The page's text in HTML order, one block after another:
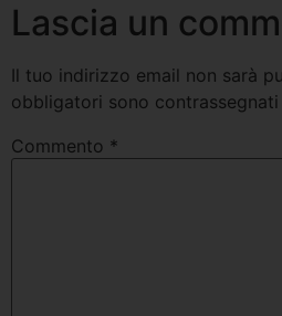
Lascia un
Il tuo indirizzo email non sarà
obbligatori sono contrassegnati
Commento *